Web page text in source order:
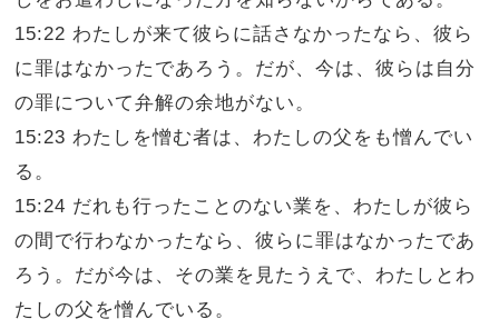
15:22 わたしが来て彼らに話さなかったなら、彼ら
に罪はなかったであろう。だが、今は、彼らは自分
の罪について弁解の余地がない。
15:23 わたしを憎む者は、わたしの父をも憎んでい
る。
15:24 だれも行ったことのない業を、わたしが彼ら
の間で行わなかったなら、彼らに罪はなかったであ
ろう。だが今は、その業を見たうえで、わたしとわ
たしの父を憎んでいる。